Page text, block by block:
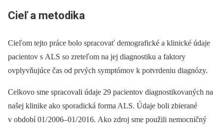
Cieľ a metodika
Cieľom tejto práce bolo spracovať demografické a klinické údaje
pacientov s ALS so zreteľom na jej diagnostiku a faktory
ovplyvňujúce čas od prvých symptómov k potvrdeniu diagnózy.
Celkovo sme spracovali údaje 29 pacientov diagnostikovaných na
našej klinike ako sporadická forma ALS. Údaje boli zbierané
v období 01/ 2006–01/ 2016. Ako zdroj sme použili nemocničný